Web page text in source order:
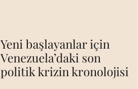
Yeni başlayanlar için
Venezuela’daki son
politik krizin kronolojisi